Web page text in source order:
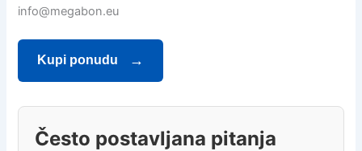
info@megabon.eu
Kupi ponudu
Često postavljana pitanja